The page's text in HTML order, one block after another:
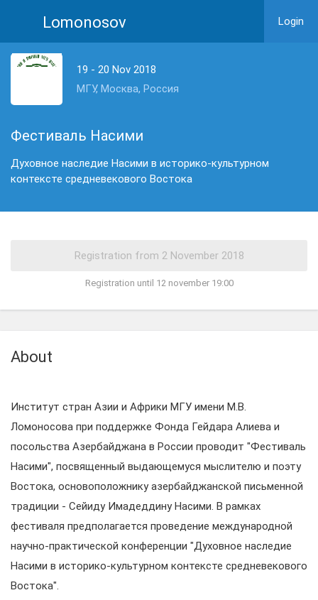
Lomonosov Login
19 - 20 Nov 2018
МГУ, Москва, Россия
Фестиваль Насими
Духовное наследие Насими в историко-культурном
контексте средневекового Востока
Registration until 12 november 19:00
About
Институт стран Азии и Африки МГУ имени М.В.
Ломоносова при поддержке Фонда Гейдара Алиева и
посольства Азербайджана в России проводит "Фестиваль
Насими", посвященный выдающемуся мыслителю и поэту
Востока, основоположнику азербайджанской письменной
традиции - Сейиду Имадеддину Насими. В рамках
фестиваля предполагается проведение международной
научно-практической конференции "Духовное наследие
Насими в историко-культурном контексте средневекового
Востока".